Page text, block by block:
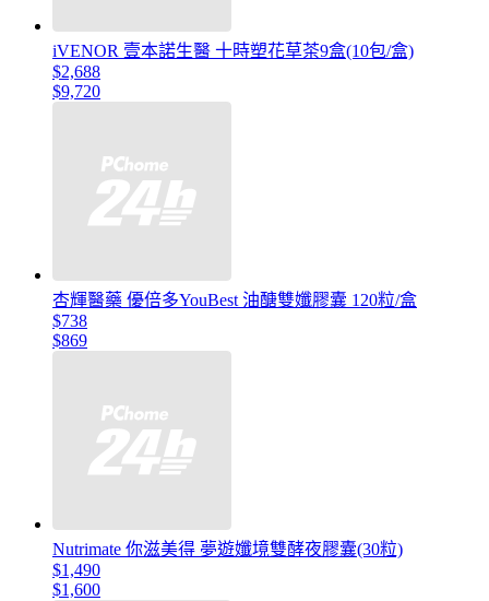
iVENOR 壹本諾生醫 十時塑花草茶9盒(10包/盒)
$2,688
$9,720
杏輝醫藥 優倍多YouBest 油醣雙孅膠囊 120粒/盒
$738
$869
Nutrimate 你滋美得 夢遊孅境雙酵夜膠囊(30粒)
$1,490
$1,600